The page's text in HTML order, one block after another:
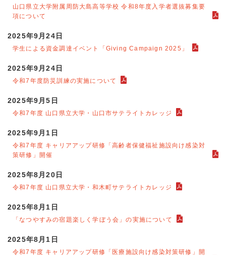
山口県立大学附属周防大島高等学校 令和8年度入学者選抜募集要
項について
2025年9月24日
学生による資金調達イベント「Giving Campaign 2025」
2025年9月24日
令和7年度防災訓練の実施について
2025年9月5日
令和7年度 山口県立大学・山口市サテライトカレッジ
2025年9月1日
令和7年度 キャリアアップ研修「高齢者保健福祉施設向け感染対
策研修」開催
2025年8月20日
令和7年度 山口県立大学・和木町サテライトカレッジ
2025年8月1日
「なつやすみの宿題楽しく学ぼう会」の実施について
2025年8月1日
令和7年度 キャリアアップ研修「医療施設向け感染対策研修」開